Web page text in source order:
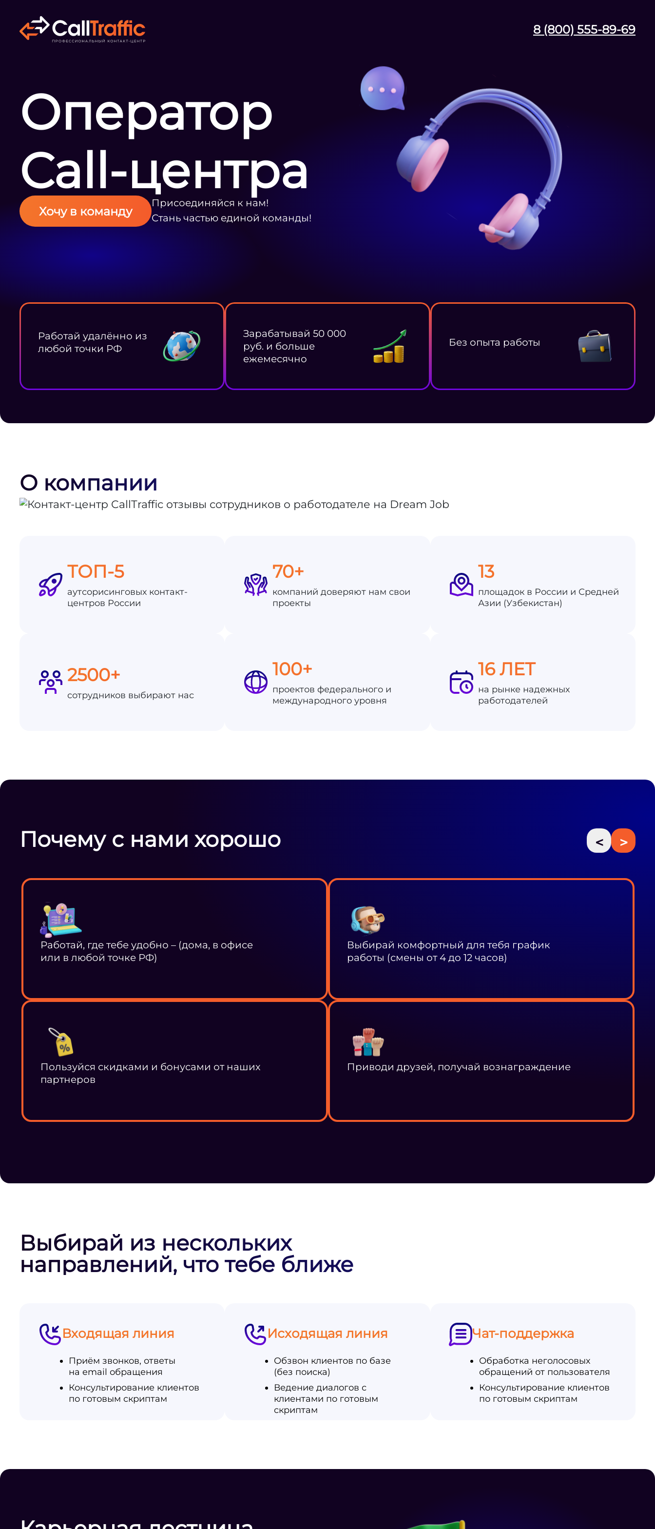
8 (800) 555-89-69
Оператор
Call-центра
Хочу в команду
Присоединяйся к нам!
Стань частью единой команды!
Работай удалённо из
любой точки РФ
Зарабатывай 50 000
руб. и больше
ежемесячно
Без опыта работы
О компании
ТОП-5
аутсорисинговых контакт-
центров России
70+
компаний доверяют нам свои
проекты
13
площадок в России и Средней
Азии (Узбекистан)
2500+
сотрудников выбирают нас
100+
проектов федерального и
международного уровня
16 ЛЕТ
на рынке надежных
работодателей
Почему с нами хорошо < >
Работай, где тебе удобно – (дома, в офисе
или в любой точке РФ)
Выбирай комфортный для тебя график
работы (смены от 4 до 12 часов)
Пользуйся скидками и бонусами от наших
партнеров
Приводи друзей, получай вознаграждение
Выбирай из нескольких
направлений, что тебе ближе
Входящая линия
Приём звонков, ответы
на email обращения
Консультирование клиентов
по готовым скриптам
Исходящая линия
Обзвон клиентов по базе
(без поиска)
Ведение диалогов с
клиентами по готовым
скриптам
Чат-поддержка
Обработка неголосовых
обращений от пользователя
Консультирование клиентов
по готовым скриптам